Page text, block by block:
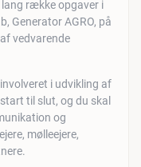
række opgaver i
Generator AGRO, på
vedvarende
i udvikling af
til slut, og du skal
og
mølleejere,